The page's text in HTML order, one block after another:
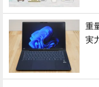
重
実